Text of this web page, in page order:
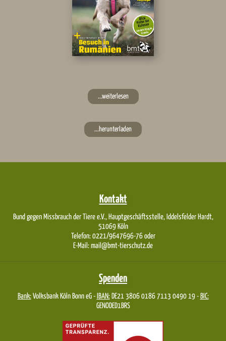
...weiterlesen
...herunterladen
Kontakt
Bund gegen Missbrauch der Tiere e.V., Hauptgeschäftsstelle, Iddelsfelder Hardt,
51069 Köln
Telefon: 0221/9647696-76 oder
E-Mail: mail@bmt-tierschutz.de
Spenden
Bank:Volksbank Köln Bonn eG - IBAN:DE21 3806 0186 7113 0490 19 - BIC:
GENODED1BRS